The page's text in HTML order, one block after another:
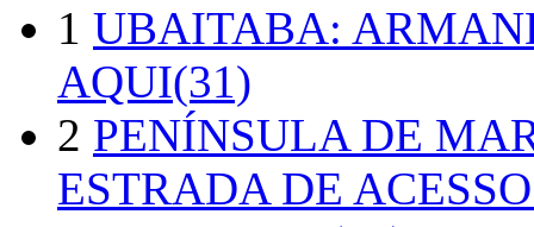
1 UBAITABA:
AQUI(31)
2 PENÍNSULA DE
ESTRADA DE